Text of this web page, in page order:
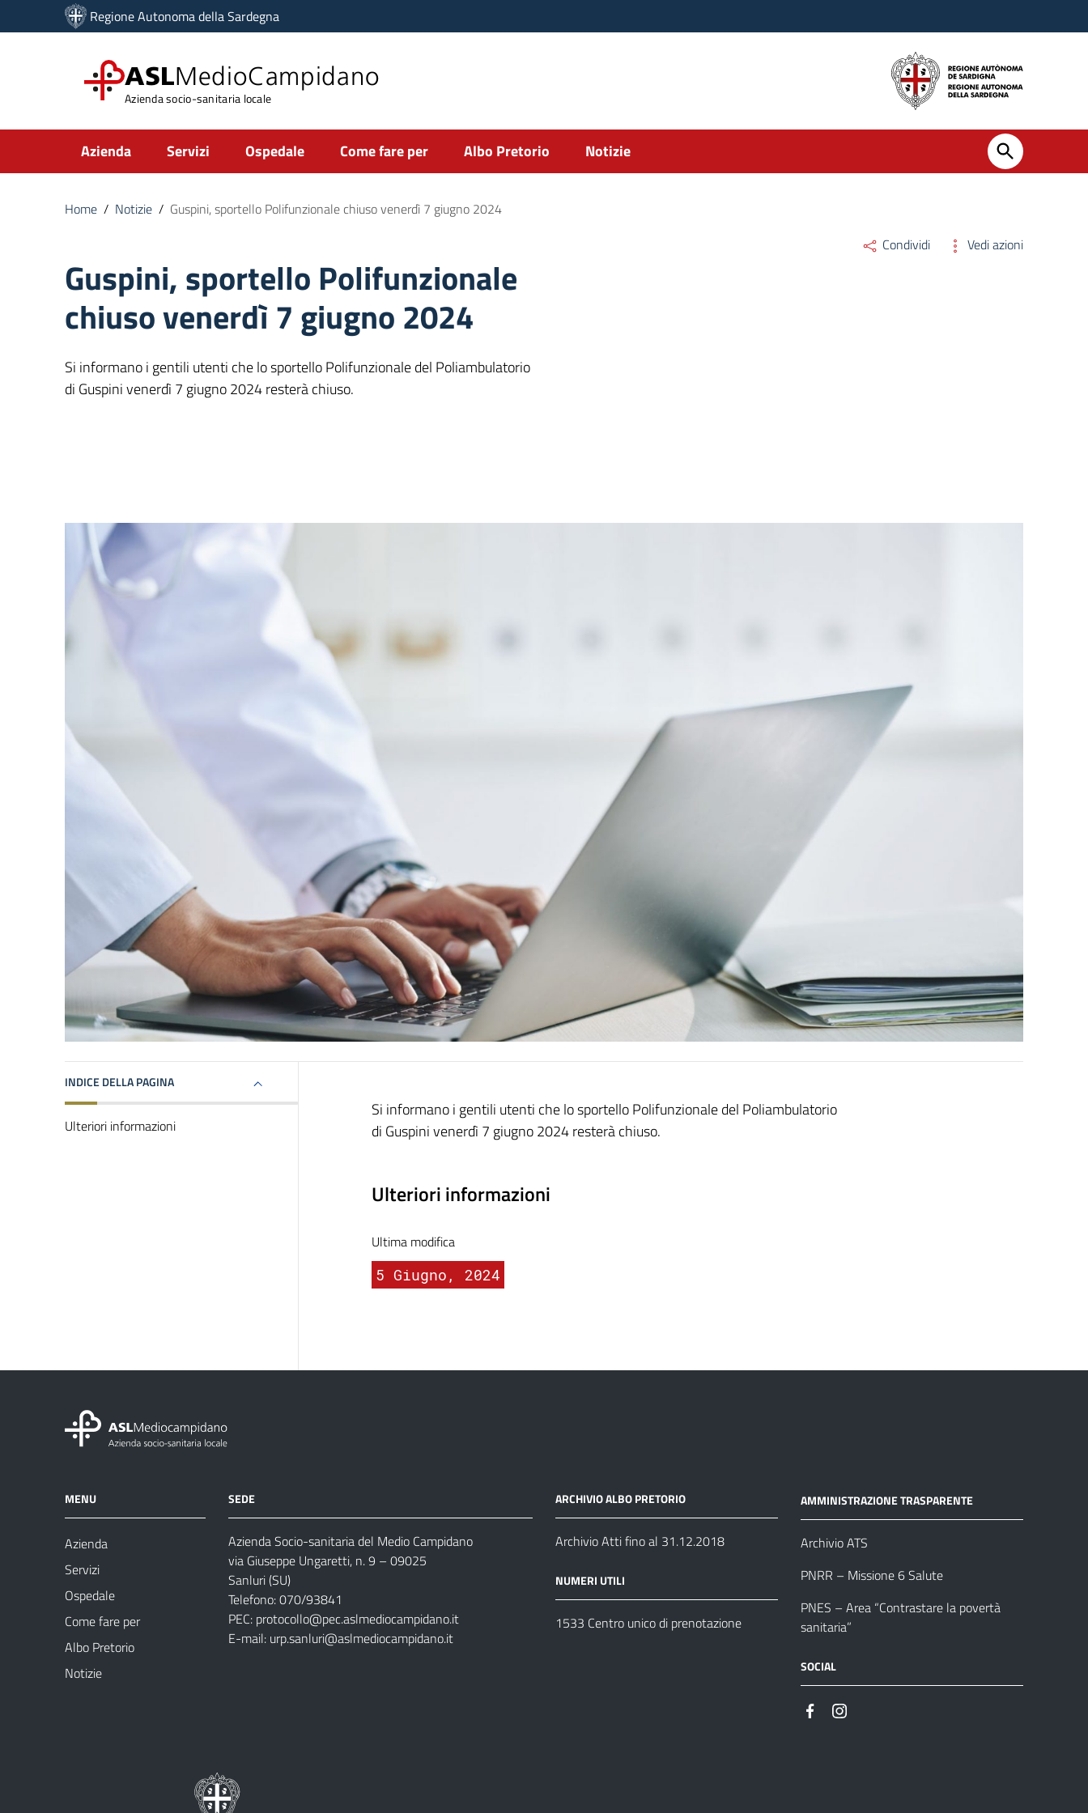
Vai ai contenuti
Vai al menu di navigazione
Regione Autonoma della Sardegna
ASLMedioCampidano
Azienda socio-sanitaria locale
Submenu
Azienda Servizi Ospedale Come fare per Albo Pretorio Notizie
Home / Notizie / Guspini, sportello Polifunzionale chiuso venerdì 7 giugno 2024
Guspini, sportello Polifunzionale
chiuso venerdì 7 giugno 2024
Si informano i gentili utenti che lo sportello Polifunzionale del Poliambulatorio
di Guspini venerdì 7 giugno 2024 resterà chiuso.
Condividi Vedi azioni
INDICE DELLA PAGINA
Ulteriori informazioni
Si informano i gentili utenti che lo sportello Polifunzionale del Poliambulatorio
di Guspini venerdì 7 giugno 2024 resterà chiuso.
Ulteriori informazioni
Ultima modifica
5 Giugno, 2024
MENU
Azienda
Servizi
Ospedale
Come fare per
Albo Pretorio
Notizie
SEDE
Azienda Socio-sanitaria del Medio Campidano
via Giuseppe Ungaretti, n. 9 – 09025
Sanluri (SU)
Telefono: 070/93841
PEC: protocollo@pec.aslmediocampidano.it
E-mail: urp.sanluri@aslmediocampidano.it
ARCHIVIO ALBO PRETORIO
Archivio Atti fino al 31.12.2018
NUMERI UTILI
1533 Centro unico di prenotazione
AMMINISTRAZIONE TRASPARENTE
Archivio ATS
PNRR – Missione 6 Salute
PNES – Area “Contrastare la povertà
sanitaria”
SOCIAL